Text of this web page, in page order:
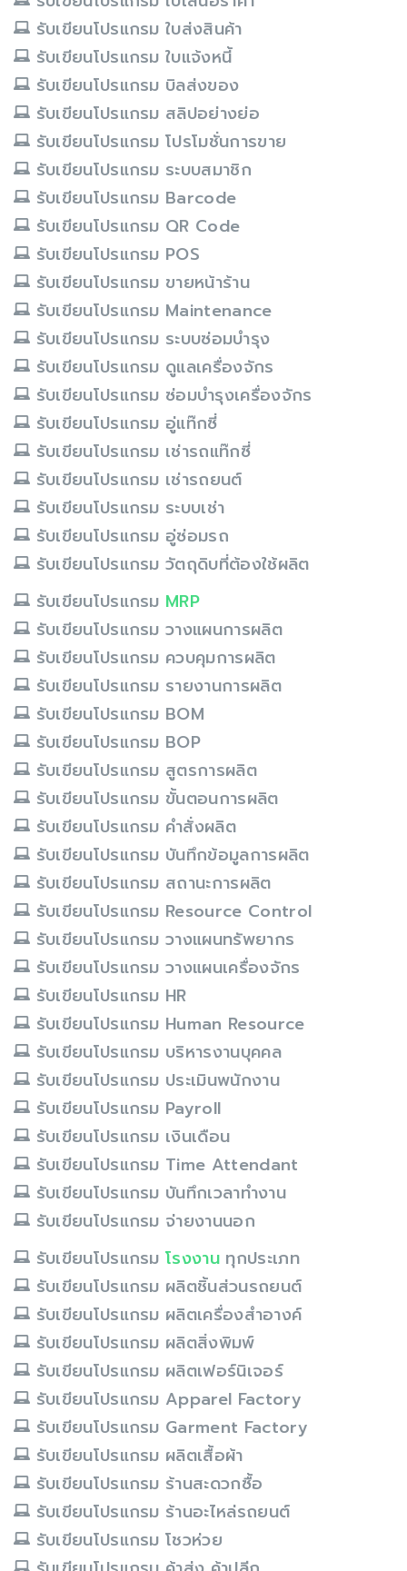
รับเขียนโปรแกรม ใบส่งสินค้า
รับเขียนโปรแกรม ใบแจ้งหนี้
รับเขียนโปรแกรม บิลส่งของ
รับเขียนโปรแกรม สลิปอย่างย่อ
รับเขียนโปรแกรม โปรโมชั่นการขาย
รับเขียนโปรแกรม ระบบสมาชิก
รับเขียนโปรแกรม Barcode
รับเขียนโปรแกรม QR Code
รับเขียนโปรแกรม POS
รับเขียนโปรแกรม ขายหน้าร้าน
รับเขียนโปรแกรม Maintenance
รับเขียนโปรแกรม ระบบซ่อมบำรุง
รับเขียนโปรแกรม ดูแลเครื่องจักร
รับเขียนโปรแกรม ซ่อมบำรุงเครื่องจักร
รับเขียนโปรแกรม อู่แท๊กซี่
รับเขียนโปรแกรม เช่ารถแท๊กซี่
รับเขียนโปรแกรม เช่ารถยนต์
รับเขียนโปรแกรม ระบบเช่า
รับเขียนโปรแกรม อู่ซ่อมรถ
รับเขียนโปรแกรม วัตถุดิบที่ต้องใช้ผลิต
รับเขียนโปรแกรม MRP
รับเขียนโปรแกรม วางแผนการผลิต
รับเขียนโปรแกรม ควบคุมการผลิต
รับเขียนโปรแกรม รายงานการผลิต
รับเขียนโปรแกรม BOM
รับเขียนโปรแกรม BOP
รับเขียนโปรแกรม สูตรการผลิต
รับเขียนโปรแกรม ขั้นตอนการผลิต
รับเขียนโปรแกรม คำสั่งผลิต
รับเขียนโปรแกรม บันทึกข้อมูลการผลิต
รับเขียนโปรแกรม สถานะการผลิต
รับเขียนโปรแกรม Resource Control
รับเขียนโปรแกรม วางแผนทรัพยากร
รับเขียนโปรแกรม วางแผนเครื่องจักร
รับเขียนโปรแกรม HR
รับเขียนโปรแกรม Human Resource
รับเขียนโปรแกรม บริหารงานบุคคล
รับเขียนโปรแกรม ประเมินพนักงาน
รับเขียนโปรแกรม Payroll
รับเขียนโปรแกรม เงินเดือน
รับเขียนโปรแกรม Time Attendant
รับเขียนโปรแกรม บันทึกเวลาทำงาน
รับเขียนโปรแกรม จ่ายงานนอก
รับเขียนโปรแกรมโรงงาน ทุกประเภท
รับเขียนโปรแกรม ผลิตชิ้นส่วนรถยนต์
รับเขียนโปรแกรม ผลิตเครื่องสำอางค์
รับเขียนโปรแกรม ผลิตสิ่งพิมพ์
รับเขียนโปรแกรม ผลิตเฟอร์นิเจอร์
รับเขียนโปรแกรม Apparel Factory
รับเขียนโปรแกรม Garment Factory
รับเขียนโปรแกรม ผลิตเสื้อผ้า
รับเขียนโปรแกรม ร้านสะดวกซื้อ
รับเขียนโปรแกรม ร้านอะไหล่รถยนต์
รับเขียนโปรแกรม โชวห่วย